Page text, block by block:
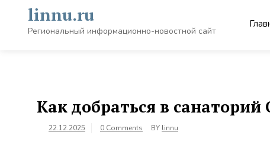
content
linnu.ru
Региональный информационно-новостной сайт
Как добраться в
22.12.2025 0 Comments BY linnu